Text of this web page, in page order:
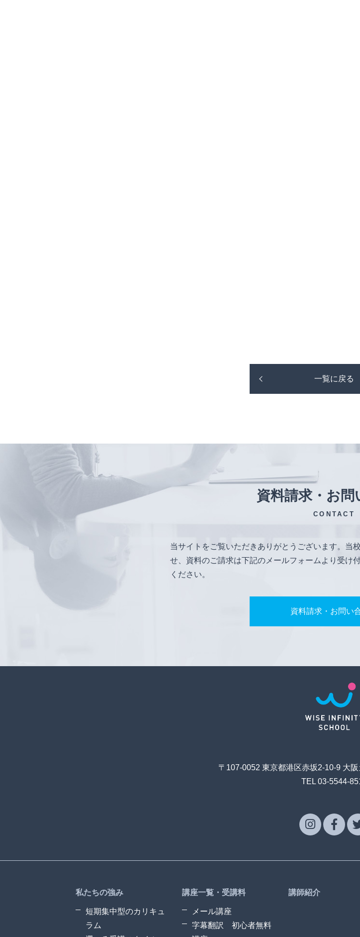
一覧に戻る
資料請求・お問
CONTACT
当サイトをご覧いただきありがとうございます。当
せ、資料のご請求は下記のメールフォームより受け
ください。
資料請求・お問い
〒107-0052 東京都港区赤坂2-10-9 大
TEL 03-5544-
私たちの強み
短期集中型のカリキュ
ラム
講座一覧・受講料
メール講座
字幕翻訳 初心者無料
講師紹介